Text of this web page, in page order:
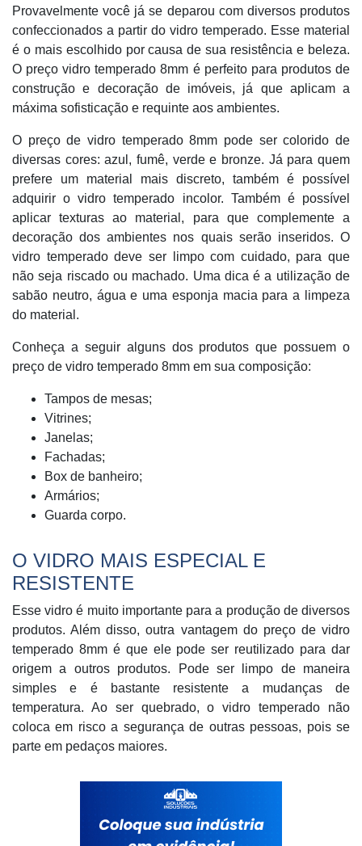
Provavelmente você já se deparou com diversos produtos
confeccionados a partir do vidro temperado. Esse material
é o mais escolhido por causa de sua resistência e beleza.
O preço vidro temperado 8mm é perfeito para produtos de
construção e decoração de imóveis, já que aplicam a
máxima sofisticação e requinte aos ambientes.
O preço de vidro temperado 8mm pode ser colorido de
diversas cores: azul, fumê, verde e bronze. Já para quem
prefere um material mais discreto, também é possível
adquirir o vidro temperado incolor. Também é possível
aplicar texturas ao material, para que complemente a
decoração dos ambientes nos quais serão inseridos. O
vidro temperado deve ser limpo com cuidado, para que
não seja riscado ou machado. Uma dica é a utilização de
sabão neutro, água e uma esponja macia para a limpeza
do material.
Conheça a seguir alguns dos produtos que possuem o
preço de vidro temperado 8mm em sua composição:
Tampos de mesas;
Vitrines;
Janelas;
Fachadas;
Box de banheiro;
Armários;
Guarda corpo.
O VIDRO MAIS ESPECIAL E
RESISTENTE
Esse vidro é muito importante para a produção de diversos
produtos. Além disso, outra vantagem do preço de vidro
temperado 8mm é que ele pode ser reutilizado para dar
origem a outros produtos. Pode ser limpo de maneira
simples e é bastante resistente a mudanças de
temperatura. Ao ser quebrado, o vidro temperado não
coloca em risco a segurança de outras pessoas, pois se
parte em pedaços maiores.